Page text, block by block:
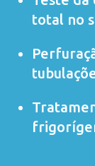
total no